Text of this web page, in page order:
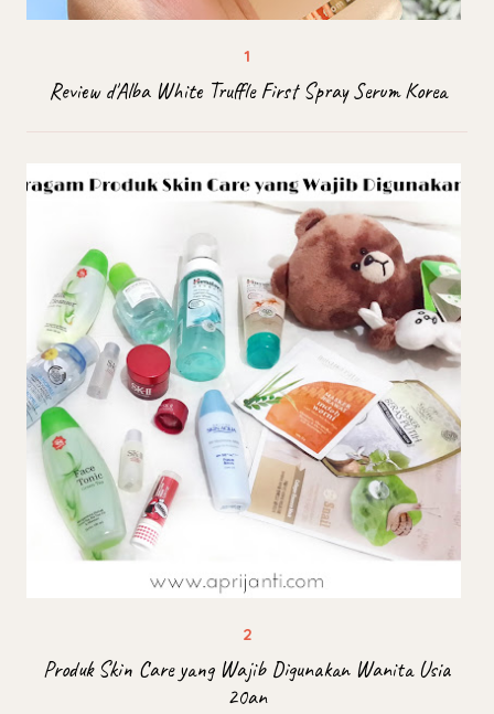
Review d'Alba White Truffle First Spray Serum Korea
Produk Skin Care yang Wajib Digunakan Wanita Usia
20an